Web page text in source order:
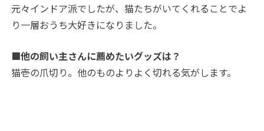
元々インドア派でしたが、猫たちがいてくれることでよ
り一層おうち大好きになりました。
■他の飼い主さんに薦めたいグッズは？
猫壱の爪切り。他のものよりよく切れる気がします。